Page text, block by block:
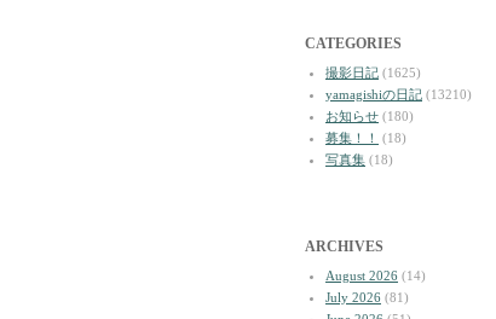
CATEGORIES
撮影日記 (1625)
yamagishiの日記 (13210)
お知らせ (180)
募集！！
(18)
写真集 (18)
ARCHIVES
August 2026 (14)
July 2026 (81)